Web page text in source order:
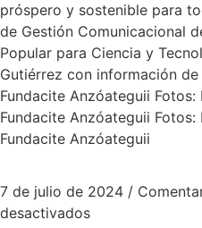
próspero y sostenible para
de Gestión Comunicacional
Popular para Ciencia y
Gutiérrez con información
Fundacite Anzóateguii
Fundacite Anzóateguii
Fundacite Anzóateguii
7 de julio de 2024 /
desactivados